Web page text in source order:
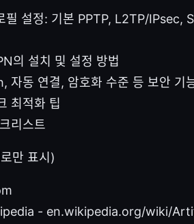
설정: 기본 PPTP, L2TP/IPsec,
의 설치 및 설정 방법
동 연결, 암호화 수준 등 보안 기
최적화 팁
리스트
만 표시)
- en.wikipedia.org/wiki/